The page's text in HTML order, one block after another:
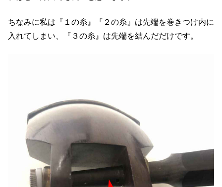
ちなみに私は『１の糸』『２の糸』は先端を巻きつけ内に
入れてしまい、『３の糸』は先端を結んだだけです。